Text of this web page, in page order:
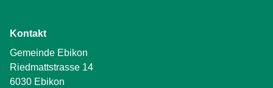
Kontakt
Gemeinde Ebikon
Riedmattstrasse 14
6030 Ebikon